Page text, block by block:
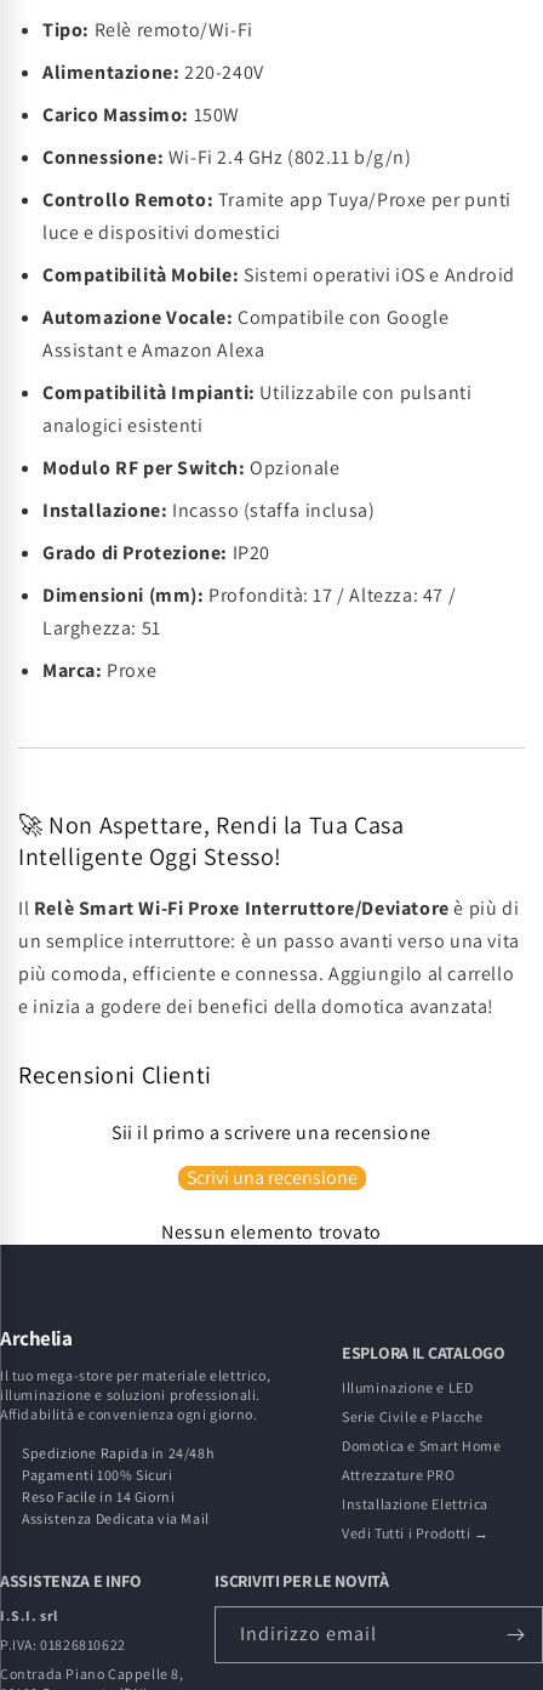
Tipo: Relè remoto/Wi-Fi
Alimentazione: 220-240V
Carico Massimo: 150W
Connessione: Wi-Fi 2.4 GHz (802.11 b/g/n)
Controllo Remoto: Tramite app Tuya/Proxe per punti
luce e dispositivi domestici
Compatibilità Mobile: Sistemi operativi iOS e Android
Automazione Vocale: Compatibile con Google
Assistant e Amazon Alexa
Compatibilità Impianti: Utilizzabile con pulsanti
analogici esistenti
Modulo RF per Switch: Opzionale
Installazione: Incasso (staffa inclusa)
Grado di Protezione: IP20
Dimensioni (mm): Profondità: 17 / Altezza: 47 /
Larghezza: 51
Marca: Proxe
🚀 Non Aspettare, Rendi la Tua Casa
Intelligente Oggi Stesso!
Il Relè Smart Wi-Fi Proxe Interruttore/Deviatoreè più di
un semplice interruttore: è un passo avanti verso una vita
più comoda, efficiente e connessa. Aggiungilo al carrello
e inizia a godere dei benefici della domotica avanzata!
Recensioni Clienti
Sii il primo a scrivere una recensione
Scrivi una recensione
Nessun elemento trovato
Archelia
Il tuo mega-store per materiale elettrico,
illuminazione e soluzioni professionali.
Affidabilità e convenienza ogni giorno.
Spedizione Rapida in 24/48h
Pagamenti 100% Sicuri
Reso Facile in 14 Giorni
Assistenza Dedicata via Mail
ESPLORA IL CATALOGO
Illuminazione e LED
Serie Civile e Placche
Domotica e Smart Home
Attrezzature PRO
Installazione Elettrica
Vedi Tutti i Prodotti →
ASSISTENZA E INFO
I.S.I. srl
P.IVA: 01826810622
Contrada Piano Cappelle 8,
ISCRIVITI PER LE NOVITÀ
Indirizzo email